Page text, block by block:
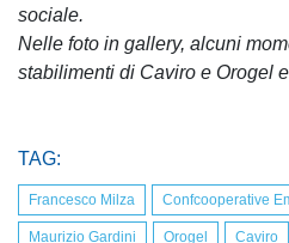
sociale.
Nelle foto in gallery, alcuni
stabilimenti di Caviro e Orogel
TAG:
Francesco Milza Confcooperative
Maurizio Gardini Orogel Caviro